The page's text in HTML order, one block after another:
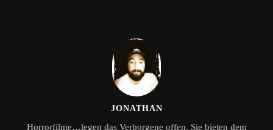
JONATHAN
Horrorfilme…legen das Verborgene offen. Sie bieten dem